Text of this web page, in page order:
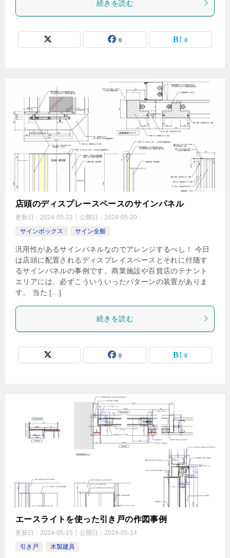
続きを読む
0 0
店頭のディスプレースペースのサインパネル
更新日： 2024-05-22 公開日： 2024-05-20
サインボックス
サイン全般
汎用性があるサインパネルなのでアレンジするべし！ 今日
は店頭に配置されるディスプレイスペースとそれに付随す
るサインパネルの事例です。商業施設や百貨店のテナント
エリアには、必ずこういういったパターンの装置がありま
す。 当た […]
続きを読む
0 0
エースライトを使った引き戸の作図事例
更新日： 2024-05-15 公開日： 2024-05-14
引き戸
木製建具